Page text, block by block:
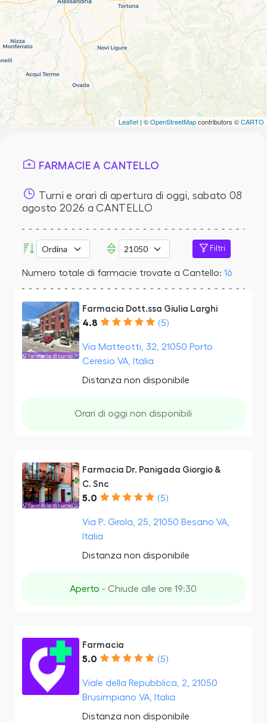
Leaflet | ©OpenStreetMapcontributors ©CARTO
FARMACIE A CANTELLO
Turni e orari di apertura di oggi, sabato 08
agosto 2026 a CANTELLO
Filtri
Numero totale di farmacie trovate a Cantello: 16
Farmacia Dott.ssa Giulia Larghi
4.8 (5)
Via Matteotti, 32, 21050 Porto
Ceresio VA, Italia
Distanza non disponibile
Orari di oggi non disponibili
Farmacia Dr. Panigada Giorgio &
C. Snc
5.0 (5)
Via P. Girola, 25, 21050 Besano VA,
Italia
Distanza non disponibile
Aperto - Chiude alle ore 19:30
Farmacia
5.0 (5)
Viale della Repubblica, 2, 21050
Brusimpiano VA, Italia
Distanza non disponibile